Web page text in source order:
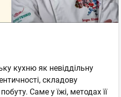
кухню як невіддільну
складову
Саме у їжі, методах її